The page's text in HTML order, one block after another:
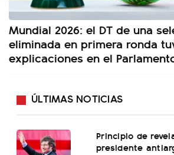
Mundial 2026: el DT de una
eliminada en primera ronda
explicaciones en el
ÚLTIMAS NOTICIAS
Principio de
presidente